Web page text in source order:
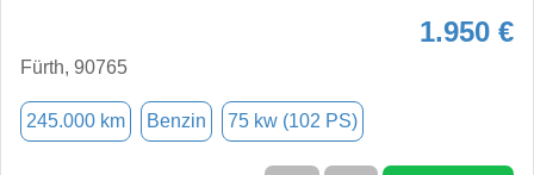
1.950 €
Fürth, 90765
245.000 km Benzin 75 kw (102 PS)